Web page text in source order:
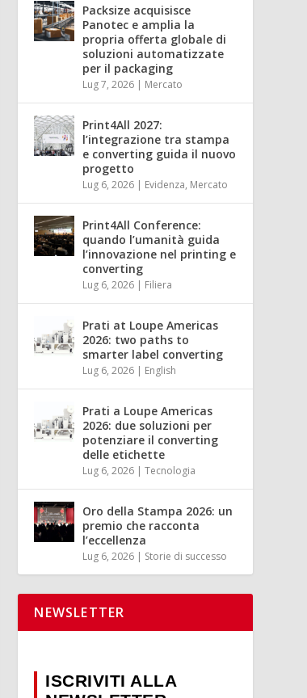
Packsize acquisisce
Panotec e amplia la
propria offerta globale di
soluzioni automatizzate
per il packaging
Lug 7, 2026 | Mercato
Print4All 2027:
l’integrazione tra stampa
e converting guida il nuovo
progetto
Lug 6, 2026 | Evidenza, Mercato
Print4All Conference:
quando l’umanità guida
l’innovazione nel printing e
converting
Lug 6, 2026 | Filiera
Prati at Loupe Americas
2026: two paths to
smarter label converting
Lug 6, 2026 | English
Prati a Loupe Americas
2026: due soluzioni per
potenziare il converting
delle etichette
Lug 6, 2026 |Tecnologia
Oro della Stampa 2026: un
premio che racconta
l’eccellenza
Lug 6, 2026 | Storie di successo
NEWSLETTER
ISCRIVITI ALLA